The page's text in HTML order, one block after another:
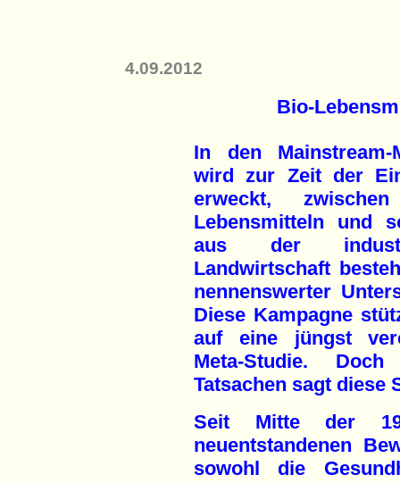
4.09.2012
Bio-
In den Mainstream-
wird zur Zeit der
erweckt,
Lebensmitteln und
aus der
Landwirtschaft
nennenswerter
Diese Kampagne
auf eine jüngst
Meta-Studie.
Tatsachen sagt diese
Seit Mitte der
neuentstandenen
sowohl die